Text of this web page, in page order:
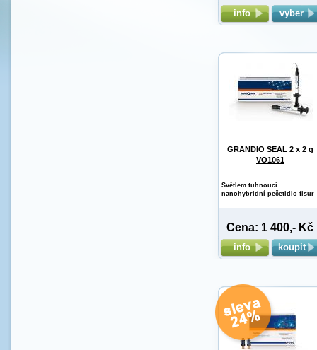
info vyber
GRANDIO SEAL 2 x 2 g
VO1061
Světlem tuhnoucí
nanohybridní pečetidlo fisur
Cena: 1 400,- Kč
info koupit